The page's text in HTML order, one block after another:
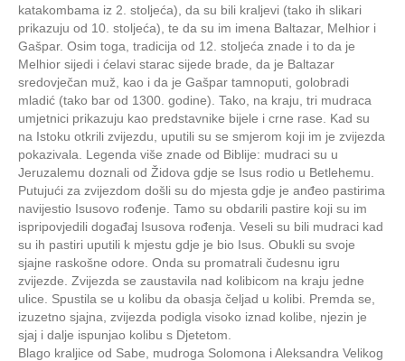
katakombama iz 2. stoljeća), da su bili kraljevi (tako ih slikari
prikazuju od 10. stoljeća), te da su im imena Baltazar, Melhior i
Gašpar. Osim toga, tradicija od 12. stoljeća znade i to da je
Melhior sijedi i ćelavi starac sijede brade, da je Baltazar
sredovječan muž, kao i da je Gašpar tamnoputi, golobradi
mladić (tako bar od 1300. godine). Tako, na kraju, tri mudraca
umjetnici prikazuju kao predstavnike bijele i crne rase. Kad su
na Istoku otkrili zvijezdu, uputili su se smjerom koji im je zvijezda
pokazivala. Legenda više znade od Biblije: mudraci su u
Jeruzalemu doznali od Židova gdje se Isus rodio u Betlehemu.
Putujući za zvijezdom došli su do mjesta gdje je anđeo pastirima
navijestio Isusovo rođenje. Tamo su obdarili pastire koji su im
ispripovjedili događaj Isusova rođenja. Veseli su bili mudraci kad
su ih pastiri uputili k mjestu gdje je bio Isus. Obukli su svoje
sjajne raskošne odore. Onda su promatrali čudesnu igru
zvijezde. Zvijezda se zaustavila nad kolibicom na kraju jedne
ulice. Spustila se u kolibu da obasja čeljad u kolibi. Premda se,
izuzetno sjajna, zvijezda podigla visoko iznad kolibe, njezin je
sjaj i dalje ispunjao kolibu s Djetetom.
Blago kraljice od Sabe, mudroga Solomona i Aleksandra Velikog